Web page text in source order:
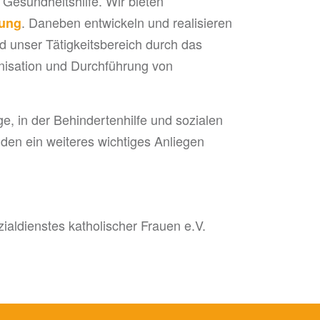
. Daneben entwickeln und realisieren
unser Tätigkeitsbereich durch das
und Durchführung von
in der Behindertenhilfe und sozialen
ein weiteres wichtiges Anliegen
katholischer Frauen e.V.